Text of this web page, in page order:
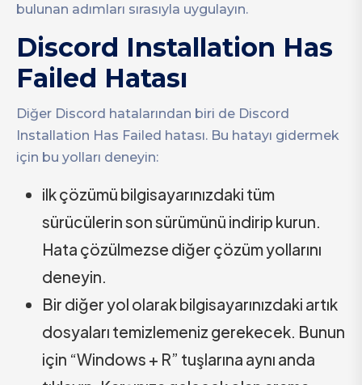
bulunan adımları sırasıyla uygulayın.
Discord Installation Has
Failed Hatası
Diğer Discord hatalarından biri de Discord
Installation Has Failed hatası. Bu hatayı gidermek
için bu yolları deneyin:
ilk çözümü bilgisayarınızdaki tüm
sürücülerin son sürümünü indirip kurun.
Hata çözülmezse diğer çözüm yollarını
deneyin.
Bir diğer yol olarak bilgisayarınızdaki artık
dosyaları temizlemeniz gerekecek. Bunun
için “Windows + R” tuşlarına aynı anda